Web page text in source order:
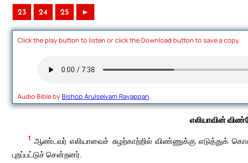
23 24 25 ►
Click the play button to listen or click the Download button to save a copy.
Audio Bible byBishop Arulselvam Rayappan.
எலியாவின்
1 ஆண்டவர் எலியாவைச் சுழற்காற்றில் விண்ணுக்கு எடுத்துக் கொள்ள
புறப்பட்டுச் சென்றனர்.